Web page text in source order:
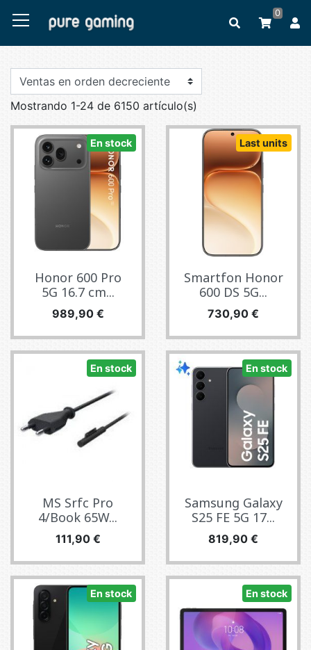
0
Mostrando 1-24 de 6150 artículo(s)
En stock
Honor 600 Pro
5G 16.7 cm...
Precio
989,90 €
Last units
Smartfon Honor
600 DS 5G...
Precio
730,90 €
En stock
MS Srfc Pro
4/Book 65W...
Precio
111,90 €
En stock
Samsung Galaxy
S25 FE 5G 17...
Precio
819,90 €
En stock En stock